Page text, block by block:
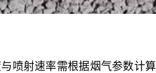
喷射速率需根据烟气参数计